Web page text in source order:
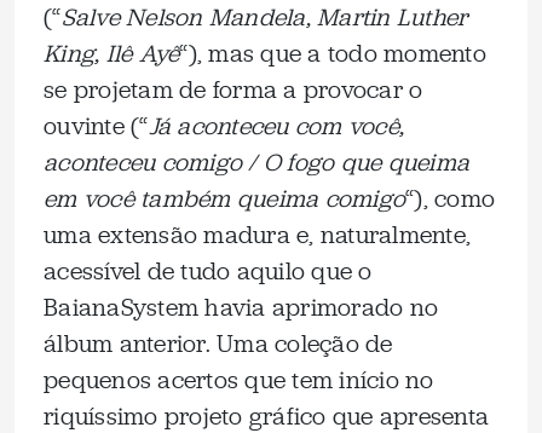
(“Salve Nelson Mandela, Martin Luther
King, Ilê Ayê“), mas que a todo momento
se projetam de forma a provocar o
ouvinte (“Já aconteceu com você,
aconteceu comigo / O fogo que queima
em você também queima comigo“), como
uma extensão madura e, naturalmente,
acessível de tudo aquilo que o
BaianaSystem havia aprimorado no
álbum anterior. Uma coleção de
pequenos acertos que tem início no
riquíssimo projeto gráfico que apresenta